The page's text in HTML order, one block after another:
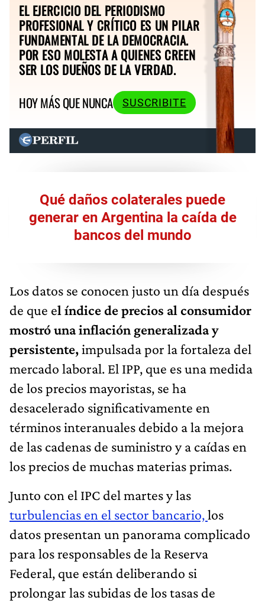
EL EJERCICIO DEL PERIODISMO
PROFESIONAL Y CRÍTICO ES UN PILAR
FUNDAMENTAL DE LA DEMOCRACIA.
POR ESO MOLESTA A QUIENES CREEN
SER LOS DUEÑOS DE LA VERDAD.
HOY MÁS QUE NUNCA
SUSCRIBITE
Qué daños colaterales puede
generar en Argentina la caída de
bancos del mundo
Los datos se conocen justo un día después
de que el índice de precios al consumidor
mostró una inflación generalizada y
persistente,impulsada por la fortaleza del
mercado laboral. El IPP, que es una medida
de los precios mayoristas, se ha
desacelerado significativamente en
términos interanuales debido a la mejora
de las cadenas de suministro y a caídas en
los precios de muchas materias primas.
Junto con el IPC del martes y las
turbulencias en el sector bancario,los
datos presentan un panorama complicado
para los responsables de la Reserva
Federal, que están deliberando si
prolongar las subidas de los tasas de